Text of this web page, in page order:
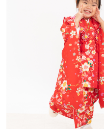
予約・お問い合わせ